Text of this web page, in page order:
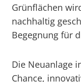
Grünflächen
nachhaltig
Begegnung für
Die Neuanlage
Chance,